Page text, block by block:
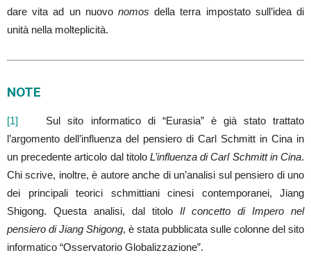
dare vita ad un nuovo nomos della terra impostato sull’idea di
unità nella molteplicità.
NOTE
[1] Sul sito informatico di “Eurasia” è già stato trattato
l’argomento dell’influenza del pensiero di Carl Schmitt in Cina in
un precedente articolo dal titolo L’influenza di Carl Schmitt in Cina.
Chi scrive, inoltre, è autore anche di un’analisi sul pensiero di uno
dei principali teorici schmittiani cinesi contemporanei, Jiang
Shigong. Questa analisi, dal titolo Il concetto di Impero nel
pensiero di Jiang Shigong, è stata pubblicata sulle colonne del sito
informatico “Osservatorio Globalizzazione”.